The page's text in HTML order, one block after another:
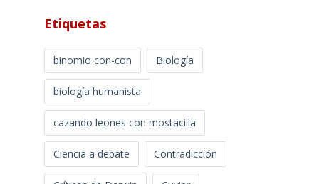
Etiquetas
binomio con-con Biología
biología humanista
cazando leones con mostacilla
Ciencia a debate Contradicción